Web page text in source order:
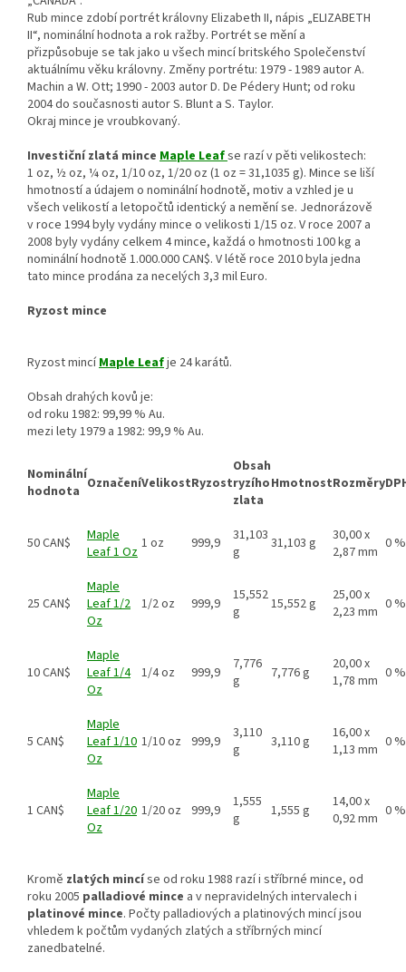
Rub mince zdobí portrét královny Elizabeth II, nápis „ELIZABETH
II“, nominální hodnota a rok ražby. Portrét se mění a
přizpůsobuje se tak jako u všech mincí britského Společenství
aktuálnímu věku královny. Změny portrétu: 1979 - 1989 autor A.
Machin a W. Ott; 1990 - 2003 autor D. De Pédery Hunt; od roku
2004 do současnosti autor S. Blunt a S. Taylor.
Okraj mince je vroubkovaný.
Investiční zlatá mince Maple Leafse razí v pěti velikostech:
1 oz, ½ oz, ¼ oz, 1/10 oz, 1/20 oz (1 oz = 31,1035 g). Mince se liší
hmotností a údajem o nominální hodnotě, motiv a vzhled je u
všech velikostí a letopočtů identický a nemění se. Jednorázově
v roce 1994 byly vydány mince o velikosti 1/15 oz. V roce 2007 a
2008 byly vydány celkem 4 mince, každá o hmotnosti 100 kg a
nominální hodnotě 1.000.000 CAN$. V létě roce 2010 byla jedna
tato mince prodána za necelých 3,3 mil Euro.
Ryzost mince
Ryzost mincíMaple Leafje 24 karátů.
Obsah drahých kovů je:
od roku 1982: 99,99 % Au.
mezi lety 1979 a 1982: 99,9 % Au.
Nominální
hodnota OznačeníVelikostRyzost
Obsah
ryzího
zlata
HmotnostRozměry
50 CAN$
Maple
Leaf 1 Oz 1 oz 999,9
31,103
g
31,103 g
30,00 x
2,87 mm 0 %
25 CAN$
Maple
Leaf 1/2
Oz
1/2 oz 999,9
15,552
g
15,552 g
25,00 x
2,23 mm 0 %
10 CAN$
Maple
Leaf 1/4
Oz
1/4 oz 999,9
7,776
g
7,776 g
20,00 x
1,78 mm 0 %
5 CAN$
Maple
Leaf 1/10
Oz
1/10 oz 999,9
3,110
g
3,110 g
16,00 x
1,13 mm 0 %
1 CAN$
Maple
Leaf 1/20
Oz
1/20 oz 999,9
1,555
g
1,555 g
14,00 x
0,92 mm 0 %
Kromě zlatých mincíse od roku 1988 razí i stříbrné mince, od
roku 2005 palladiové mince a v nepravidelných intervalech i
platinové mince. Počty palladiových a platinových mincí jsou
vhledem k počtům vydaných zlatých a stříbrných mincí
zanedbatelné.